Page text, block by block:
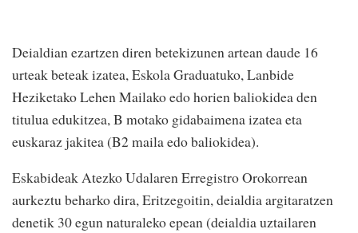
Deialdian ezartzen diren betekizunen artean daude 16
urteak beteak izatea, Eskola Graduatuko, Lanbide
Heziketako Lehen Mailako edo horien baliokidea den
titulua edukitzea, B motako gidabaimena izatea eta
euskaraz jakitea (B2 maila edo baliokidea).
Eskabideak Atezko Udalaren Erregistro Orokorrean
aurkeztu beharko dira, Eritzegoitin, deialdia argitaratzen
denetik 30 egun naturaleko epean (deialdia uztailaren